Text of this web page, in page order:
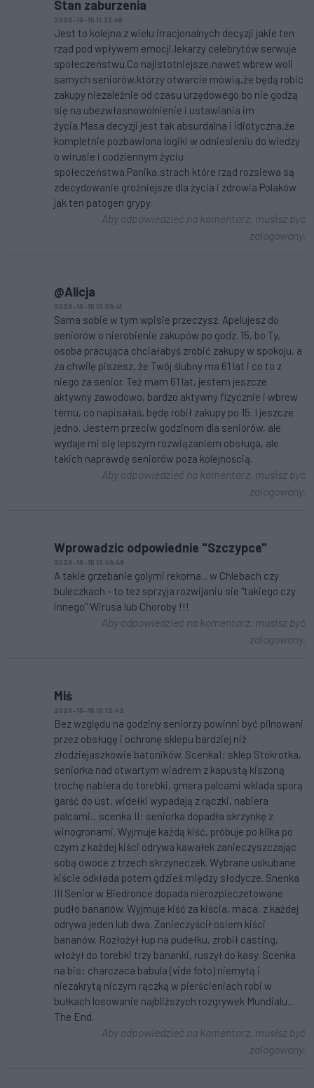
Stan zaburzenia
2020-10-15 11:33:48
Jest to kolejna z wielu irracjonalnych decyzji jakie ten
rząd pod wpływem emocji,lekarzy celebrytów serwuje
społeczeństwu.Co najistotniejsze,nawet wbrew woli
samych seniorów,którzy otwarcie mówią,że będą robić
zakupy niezależnie od czasu urzędowego bo nie godzą
się na ubezwłasnowolnienie i ustawiania im
życia.Masa decyzji jest tak absurdalna i idiotyczna,że
kompletnie pozbawiona logiki w odniesieniu do wiedzy
o wirusie i codziennym życiu
społeczeństwa.Panika,strach które rząd rozsiewa są
zdecydowanie groźniejsze dla życia i zdrowia Polaków
jak ten patogen grypy.
Aby odpowiedzieć na komentarz, musisz być
zalogowany.
@Alicja
2020-10-15 10:59:41
Sama sobie w tym wpisie przeczysz. Apelujesz do
seniorów o nierobienie zakupów po godz. 15, bo Ty,
osoba pracująca chciałabyś zrobić zakupy w spokoju, a
za chwilę piszesz, że Twój ślubny ma 61 lat i co to z
niego za senior. Też mam 61 lat, jestem jeszcze
aktywny zawodowo, bardzo aktywny fizycznie i wbrew
temu, co napisałaś, będę robił zakupy po 15. I jeszcze
jedno. Jestem przeciw godzinom dla seniorów, ale
wydaje mi się lepszym rozwiązaniem obsługa, ale
takich naprawdę seniorów poza kolejnością.
Aby odpowiedzieć na komentarz, musisz być
zalogowany.
Wprowadzic odpowiednie "Szczypce"
2020-10-15 10:49:49
A takie grzebanie golymi rekoma... w Chlebach czy
buleczkach - to tez sprzyja rozwijaniu sie "takiego czy
innego" Wirusa lub Choroby !!!
Aby odpowiedzieć na komentarz, musisz być
zalogowany.
Miś
2020-10-15 10:12:42
Bez względu na godziny seniorzy powinni być pilnowani
przez obsługę i ochronę sklepu bardziej niż
złodziejaszkowie batoników. ScenkaI: sklep Stokrotka,
seniorka nad otwartym wiadrem z kapustą kiszoną
trochę nabiera do torebki, gmera palcami wklada sporą
garść do ust, widełki wypadają z rączki, nabiera
palcami... scenka II: seniorka dopadła skrzynkę z
winogronami. Wyjmuje każdą kiść, próbuje po kilka po
czym z każdej kiści odrywa kawałek zanieczyszczając
sobą owoce z trzech skrzyneczek. Wybrane uskubane
kiście odkłada potem gdzieś między słodycze. Snenka
III Senior w Biedronce dopada nierozpieczetowane
pudło bananów. Wyjmuje kiść za kiścia, maca, z każdej
odrywa jeden lub dwa. Zanieczyścił osiem kiści
bananów. Rozłożył łup na pudełku, zrobił casting,
włożył do torebki trzy bananki, ruszył do kasy. Scenka
na bis: charczaca babula (vide foto) niemytą i
niezakrytą niczym rączką w pierścieniach robi w
bułkach losowanie najbliższych rozgrywek Mundialu...
The End.
Aby odpowiedzieć na komentarz, musisz być
zalogowany.